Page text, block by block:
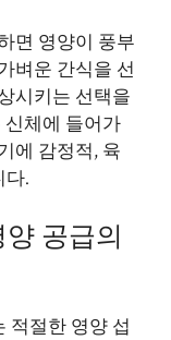
면 영양이 풍부
벼운 간식을 선
시키는 선택을
신체에 들어가
에 감정적, 육
다.
공급의
적절한 영양 섭